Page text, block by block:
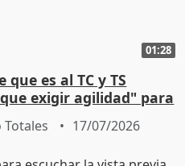
01:28
es al TC y TS
exigir agilidad" para
de Amnistía
Totales 17/07/2026